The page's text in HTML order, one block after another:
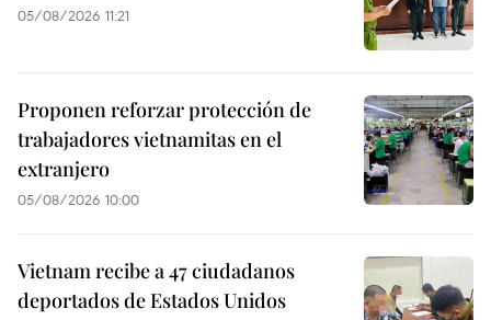
05/08/2026 11:21
Proponen reforzar protección de
trabajadores vietnamitas en el
extranjero
05/08/2026 10:00
Vietnam recibe a 47 ciudadanos
deportados de Estados Unidos